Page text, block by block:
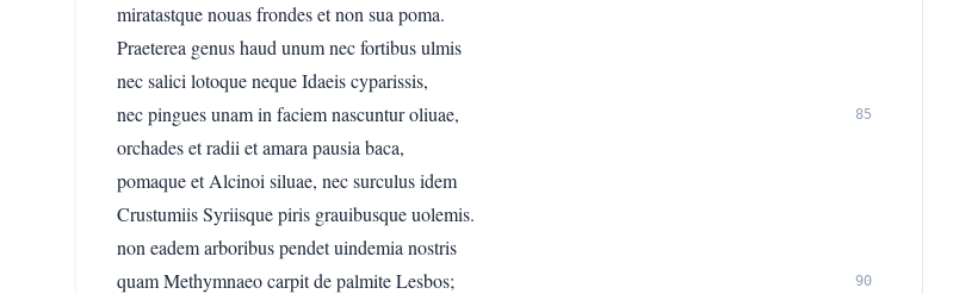
miratastque nouas frondes et non sua poma.
Praeterea genus haud unum nec fortibus ulmis
nec salici lotoque neque Idaeis cyparissis,
nec pingues unam in faciem nascuntur oliuae,
85
orchades et radii et amara pausia baca,
pomaque et Alcinoi siluae, nec surculus idem
Crustumiis Syriisque piris grauibusque uolemis.
non eadem arboribus pendet uindemia nostris
quam Methymnaeo carpit de palmite Lesbos;
90